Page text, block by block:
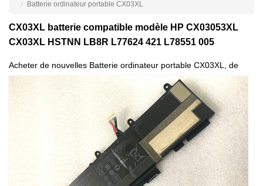
Batterie ordinateur portable CX03XL
CX03XL batterie compatible modèle HP CX03053XL
CX03XL HSTNN LB8R L77624 421 L78551 005
Acheter de nouvelles Batterie ordinateur portable CX03XL, de
haute qualité et à bas prix!